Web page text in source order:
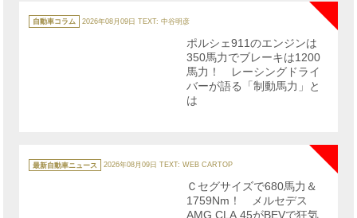
テ
ゴ
自動車コラム 2026年08月09日 TEXT: 中谷明彦
ポルシェ911のエンジンは
350馬力でブレーキは1200
馬力！ レーシングドライ
バーが語る「制動馬力」と
は
テ
ゴ
最新自動車ニュース 2026年08月09日 TEXT: WEB CARTOP
Ｃセグサイズで680馬力＆
1759Nm！ メルセデス
AMG CLA 45がBEVで狂気